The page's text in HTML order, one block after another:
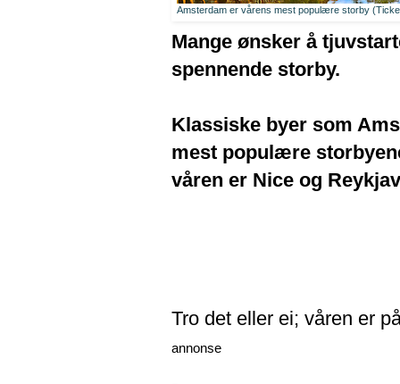
Amsterdam er vårens mest populære storby
Mange ønsker å
spennende storby.
Klassiske byer som
mest populære
våren er Nice og
Tro det eller ei; våren er
annonse